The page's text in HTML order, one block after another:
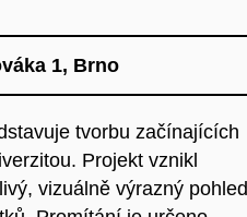
1, Brno
tvorbu začínajících
Projekt vznikl
vizuálně výrazný pohled